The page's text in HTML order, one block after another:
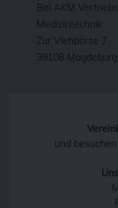
Bei AKM
Medizintechnik
Zur Viehbörse 7
39108 Magdeburg
und